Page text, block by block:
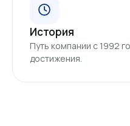
История
Путь компании с 1992
достижения.